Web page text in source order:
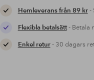
Hemleverans från 89 kr-
Flexibla betalsätt- Betala
Enkel retur- 30 dagars